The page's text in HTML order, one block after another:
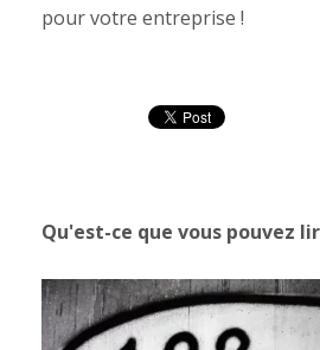
pour votre entreprise !
Qu'est-ce que vous pouvez